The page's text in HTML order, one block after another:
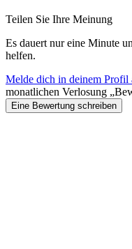
Teilen Sie Ihre Meinung
Es dauert nur eine Minute
helfen.
Melde dich in deinem Profil
monatlichen Verlosung
Eine Bewertung schreiben